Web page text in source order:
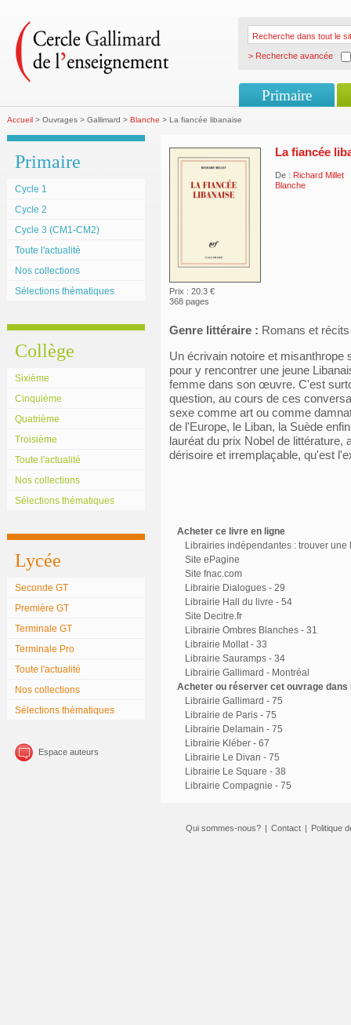
> Recherche avancée
Primaire
Accueil > Ouvrages > Gallimard > Blanche > La fiancée libanaise
Primaire
Cycle 1
Cycle 2
Cycle 3 (CM1-CM2)
Toute l'actualité
Nos collections
Sélections thématiques
Collège
Sixième
Cinquième
Quatrième
Troisième
Toute l'actualité
Nos collections
Sélections thématiques
Lycée
Seconde GT
Première GT
Terminale GT
Terminale Pro
Toute l'actualité
Nos collections
Sélections thématiques
Espace auteurs
Prix : 20.3 €
368 pages
La fiancée
De : Richard Millet
Blanche
Genre littéraire : Romans et récits
Un écrivain notoire et misanthrope
pour y rencontrer une jeune
femme dans son œuvre. C'est
question, au cours de ces
sexe comme art ou comme
de l'Europe, le Liban, la Suède
lauréat du prix Nobel de
dérisoire et irremplaçable, qu'est
Acheter ce livre en ligne
Librairies indépendantes : trouver une
Site ePagine
Site fnac.com
Librairie Dialogues - 29
Librairie Hall du livre - 54
Site Decitre.fr
Librairie Ombres Blanches - 31
Librairie Mollat - 33
Librairie Sauramps - 34
Librairie Gallimard - Montréal
Acheter ou réserver cet ouvrage
Librairie Gallimard - 75
Librairie de Paris - 75
Librairie Delamain - 75
Librairie Kléber - 67
Librairie Le Divan - 75
Librairie Le Square - 38
Librairie Compagnie - 75
Qui sommes-nous? | Contact | Politique